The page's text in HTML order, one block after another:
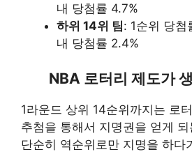
내 당첨률 4.7%
하위 14위 팀: 1순위 당
내 당첨률 2.4%
NBA 로터리 제도가
1라운드 상위 14순위까지는 로
추첨을 통해서 지명권을 얻게
단순히 역순위로만 지명을 하다